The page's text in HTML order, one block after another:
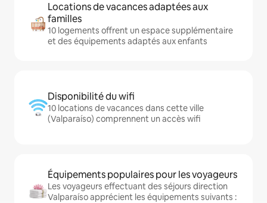
Locations de vacances adaptées aux
familles
10 logements offrent un espace supplémentaire
et des équipements adaptés aux enfants
Disponibilité du wifi
10 locations de vacances dans cette ville
(Valparaíso) comprennent un accès wifi
Équipements populaires pour les voyageurs
Les voyageurs effectuant des séjours direction
Valparaíso apprécient les équipements suivants :